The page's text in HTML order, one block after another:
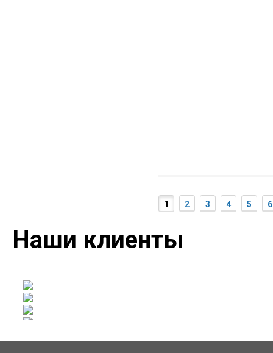
1 2 3 4 5 6
Наши клиенты